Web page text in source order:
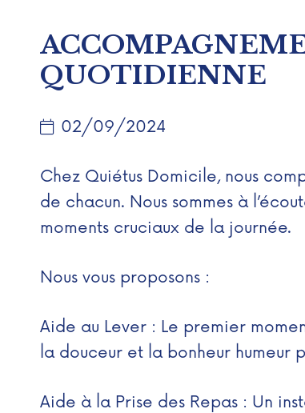
QUOTIDIENNE
02/09/2024
Chez Quiétus Domicile, nous
de chacun. Nous sommes à
moments cruciaux de la journée.
Nous vous proposons :
Aide au Lever : Le premier
la douceur et la bonheur humeur
Aide à la Prise des Repas : Un